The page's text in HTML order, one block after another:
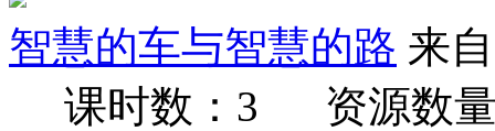
智慧的车与智慧的路 来
课时数：3
资源数